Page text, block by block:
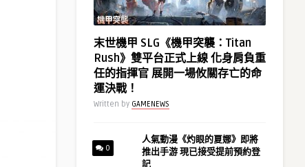
末世機甲 SLG《機甲突襲：Titan
Rush》雙平台正式上線 化身肩負重
任的指揮官 展開一場攸關存亡的命
運決戰！
Written by GAMENEWS
0
人氣動漫《灼眼的夏娜》即將
推出手游 現已接受提前預約登
記